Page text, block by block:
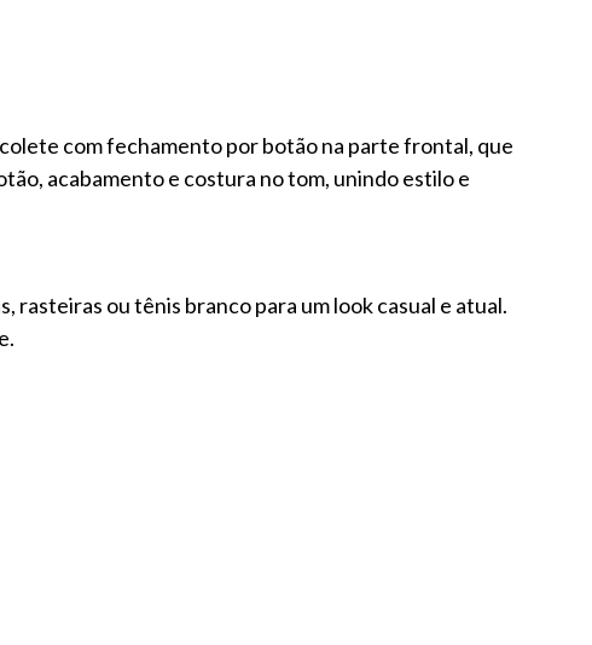
com fechamento por botão na parte frontal, que
acabamento e costura no tom, unindo estilo e
rasteiras ou tênis branco para um look casual e atual.